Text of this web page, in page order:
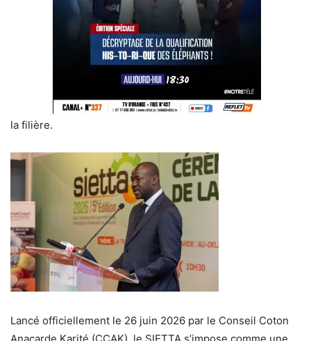
la filière.
Lancé officiellement le 26 juin 2026 par le Conseil Coton
Anacarde Karité (CCAK), le SIETTA s’impose comme une